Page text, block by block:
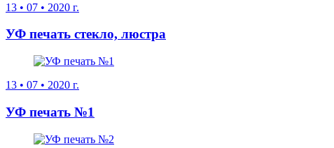
13 • 07 • 2020 г.
УФ печать стекло, люстра
13 • 07 • 2020 г.
УФ печать №1